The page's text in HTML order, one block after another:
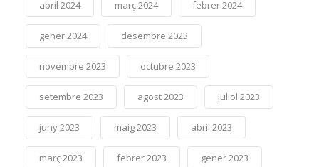
abril 2024 març 2024 febrer 2024
gener 2024 desembre 2023
novembre 2023 octubre 2023
setembre 2023 agost 2023 juliol 2023
juny 2023 maig 2023 abril 2023
març 2023 febrer 2023 gener 2023